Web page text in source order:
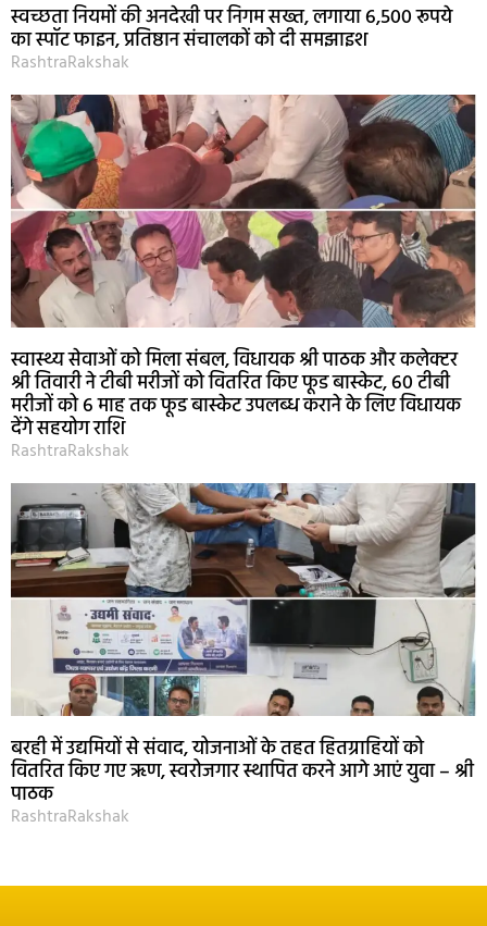
स्वच्छता नियमों की अनदेखी पर निगम सख्त, लगाया 6,500 रूपये
का स्पॉट फाइन, प्रतिष्ठान संचालकों को दी समझाइश
RashtraRakshak
स्वास्थ्य सेवाओं को मिला संबल, विधायक श्री पाठक और कलेक्टर
श्री तिवारी ने टीबी मरीजों को वितरित किए फूड बास्केट, 60 टीबी
मरीजों को 6 माह तक फूड बास्केट उपलब्ध कराने के लिए विधायक
देंगे सहयोग राशि
RashtraRakshak
बरही में उद्यमियों से संवाद, योजनाओं के तहत हितग्राहियों को
वितरित किए गए ऋण, स्वरोजगार स्थापित करने आगे आएं युवा – श्री
पाठक
RashtraRakshak